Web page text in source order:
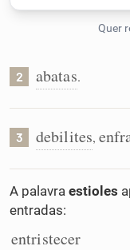
Humanizador de
Conexões
Caça-palavras
2 abatas.
3 debilites,
A palavra estioles
entradas:
entristecer